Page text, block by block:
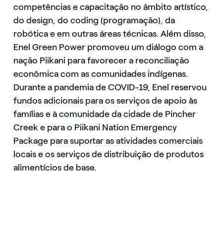
competências e capacitação no âmbito artístico,
do design, do coding (programação), da
robótica e em outras áreas técnicas. Além disso,
Enel Green Power promoveu um diálogo com a
nação Piikani para favorecer a reconciliação
econômica com as comunidades indígenas.
Durante a pandemia de COVID-19, Enel reservou
fundos adicionais para os serviços de apoio às
famílias e à comunidade da cidade de Pincher
Creek e para o Piikani Nation Emergency
Package para suportar as atividades comerciais
locais e os serviços de distribuição de produtos
alimentícios de base.